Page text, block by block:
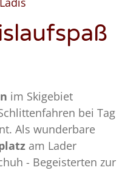
im Skigebiet
bei Tag
Als wunderbare
am Lader
- Begeisterten zur